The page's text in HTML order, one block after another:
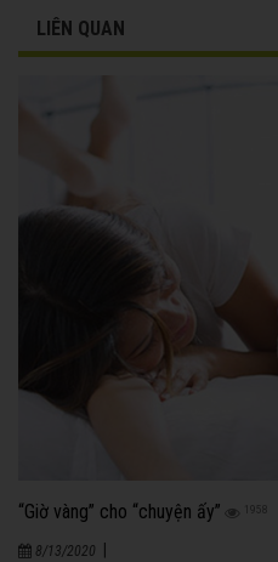
LIÊN QUAN
“Giờ vàng” cho “chuyện ấy” 1958
8/13/2020